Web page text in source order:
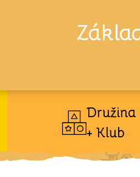
Družina
+ Klub